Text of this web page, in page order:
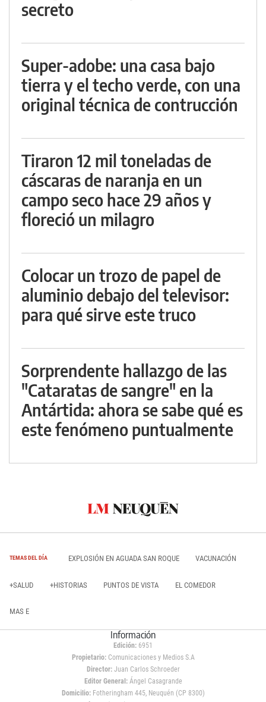
secreto
Super-adobe: una casa bajo
tierra y el techo verde, con una
original técnica de contrucción
Tiraron 12 mil toneladas de
cáscaras de naranja en un
campo seco hace 29 años y
floreció un milagro
Colocar un trozo de papel de
aluminio debajo del televisor:
para qué sirve este truco
Sorprendente hallazgo de las
"Cataratas de sangre" en la
Antártida: ahora se sabe qué es
este fenómeno puntualmente
TEMAS DEL DÍA EXPLOSIÓN EN AGUADA SAN ROQUE VACUNACIÓN
+SALUD +HISTORIAS PUNTOS DE VISTA EL COMEDOR
MAS E
Información
Edición: 6951
Propietario:Comunicaciones y Medios S.A
Director: Juan Carlos Schroeder
Editor General:Ángel Casagrande
Domicilio:Fotheringham 445, Neuquén (CP 8300)